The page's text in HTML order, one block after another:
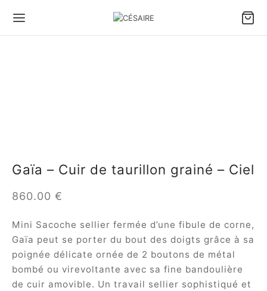
Gaïa – Cuir de taurillon grainé – Ciel
860.00 €
Mini Sacoche sellier fermée d’une fibule de corne,
Gaïa peut se porter du bout des doigts grâce à sa
poignée délicate ornée de 2 boutons de métal
bombé ou virevoltante avec sa fine bandoulière
de cuir amovible. Un travail sellier sophistiqué et